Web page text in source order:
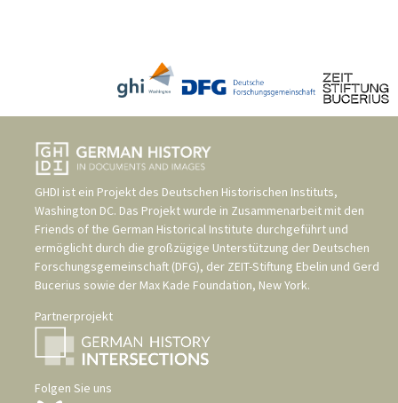
GHDI ist ein Projekt des Deutschen Historischen Instituts,
Washington DC. Das Projekt wurde in Zusammenarbeit mit den
Friends of the German Historical Institute durchgeführt und
ermöglicht durch die großzügige Unterstützung der Deutschen
Forschungsgemeinschaft (DFG), der ZEIT-Stiftung Ebelin und Gerd
Bucerius sowie der Max Kade Foundation, New York.
Partnerprojekt
Folgen Sie uns